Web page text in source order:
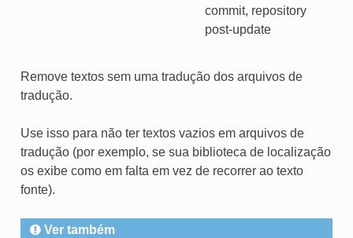
commit, repository
post-update
Remove textos sem uma tradução dos arquivos de
tradução.
Use isso para não ter textos vazios em arquivos de
tradução (por exemplo, se sua biblioteca de localização
os exibe como em falta em vez de recorrer ao texto
fonte).
Ver também